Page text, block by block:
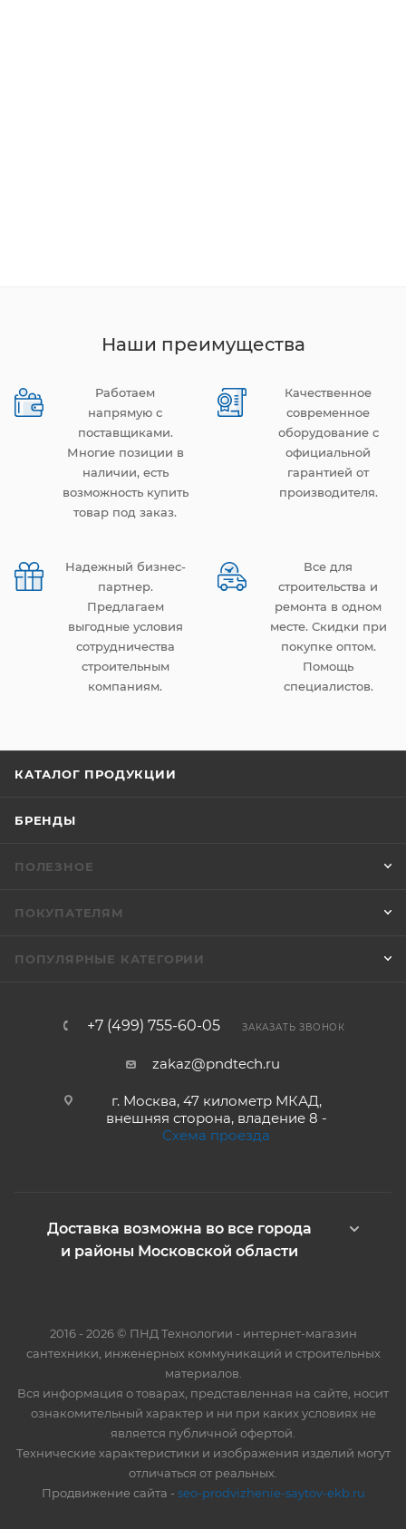
Наши преимущества
Работаем
напрямую с
поставщиками.
Многие позиции в
наличии, есть
возможность купить
товар под заказ.
Качественное
современное
оборудование с
официальной
гарантией от
производителя.
Надежный бизнес-
партнер.
Предлагаем
выгодные условия
сотрудничества
строительным
компаниям.
Все для
строительства и
ремонта в одном
месте. Скидки при
покупке оптом.
Помощь
специалистов.
КАТАЛОГ ПРОДУКЦИИ
БРЕНДЫ
ПОЛЕЗНОЕ
ПОКУПАТЕЛЯМ
ПОПУЛЯРНЫЕ КАТЕГОРИИ
+7 (499) 755-60-05 ЗАКАЗАТЬ ЗВОНОК
zakaz@pndtech.ru
г. Москва, 47 километр МКАД,
внешняя сторона, владение 8 -
Схема проезда
Доставка возможна во все города
и районы Московской области
2016 - 2026 © ПНД Технологии - интернет-магазин
сантехники, инженерных коммуникаций и строительных
материалов.
Вся информация о товарах, представленная на сайте, носит
ознакомительный характер и ни при каких условиях не
является публичной офертой.
Технические характеристики и изображения изделий могут
отличаться от реальных.
Продвижение сайта - seo-prodvizhenie-saytov-ekb.ru